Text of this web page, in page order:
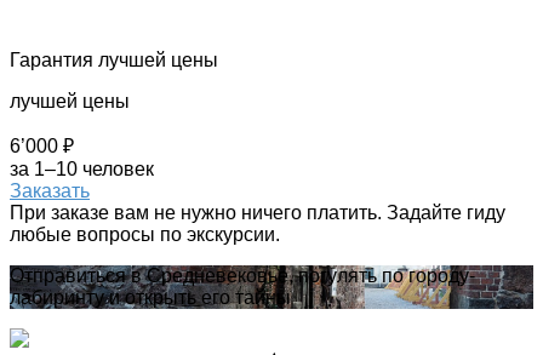
Гарантия лучшей цены
лучшей цены
6’000 ₽
за 1–10 человек
Заказать
При заказе вам не нужно ничего платить. Задайте гиду
любые вопросы по экскурсии.
Отправиться в Средневековье, погулять по городу-
лабиринту и открыть его тайны